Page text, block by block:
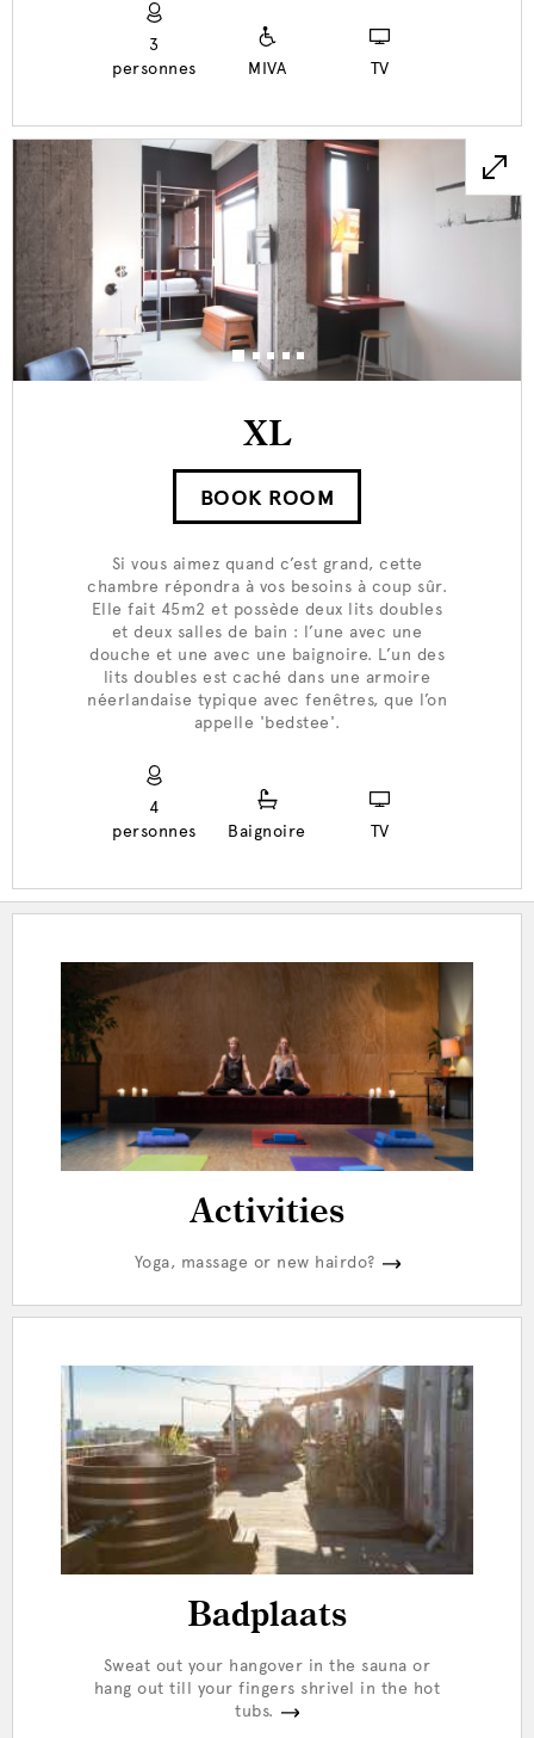
3
personnes
MIVA TV
XL
BOOK ROOM
Si vous aimez quand c’est grand, cette
chambre répondra à vos besoins à coup sûr.
Elle fait 45m2 et possède deux lits doubles
et deux salles de bain : l’une avec une
douche et une avec une baignoire. L’un des
lits doubles est caché dans une armoire
néerlandaise typique avec fenêtres, que l’on
appelle 'bedstee'.
4
personnes
Baignoire TV
Activities
Yoga, massage or new hairdo?
Badplaats
Sweat out your hangover in the sauna or
hang out till your fingers shrivel in the hot
tubs.